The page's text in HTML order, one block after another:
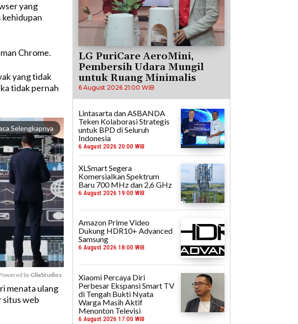
yang
kehidupan
Chrome.
yang tidak
tidak pernah
Selengkapnya
M
by GliaStudios
menata ulang
situs web
LG PuriCare AeroMini,
Pembersih Udara Mungil
untuk Ruang Minimalis
6 August 2026 21:00 WIB
Lintasarta dan ASBANDA
Teken Kolaborasi Strategis
untuk BPD di Seluruh
Indonesia
6 August 2026 20:00 WIB
XLSmart Segera
Komersialkan Spektrum
Baru 700 MHz dan 2,6 GHz
6 August 2026 19:00 WIB
Amazon Prime Video
Dukung HDR10+ Advanced
Samsung
6 August 2026 18:00 WIB
Xiaomi Percaya Diri
Perbesar Ekspansi Smart TV
di Tengah Bukti Nyata
Warga Masih Aktif
Menonton Televisi
6 August 2026 17:00 WIB